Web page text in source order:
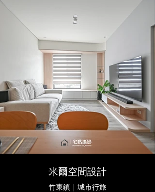
米爾空間設計
竹東鎮｜城市行旅